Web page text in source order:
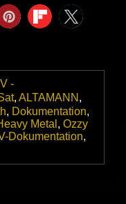
-
, ALTAMANN ,
, Dokumentation,
Metal , Ozzy
Dokumentation,